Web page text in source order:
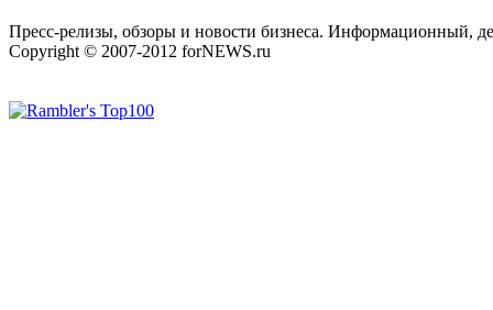
Пресс-релизы, обзоры и новости бизнеса. Информационный,
Copyright © 2007-2012 forNEWS.ru